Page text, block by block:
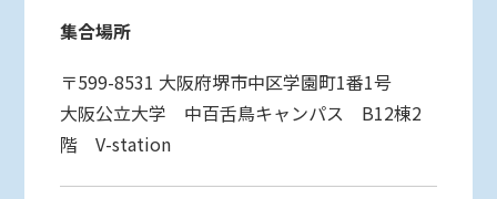
集合場所
〒599-8531 大阪府堺市中区学園町1番1号
大阪公立大学 中百舌鳥キャンパス B12棟2
階 V-station